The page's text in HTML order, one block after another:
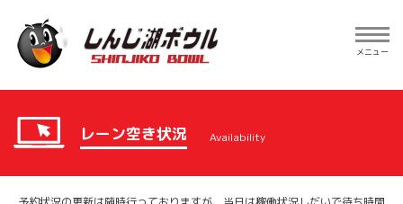
Toggle
メニュー
レーン空き状況 Availability